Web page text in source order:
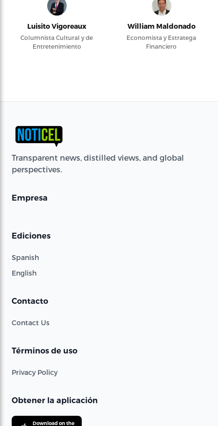
Luisito Vigoreaux
Columnista Cultural y de
Entretenimiento
William Maldonado
Economista y Estratega
Financiero
Transparent news, distilled views, and global
perspectives.
Empresa
Ediciones
Spanish
English
Contacto
Contact Us
Términos de uso
Privacy Policy
Obtener la aplicación
Download on the